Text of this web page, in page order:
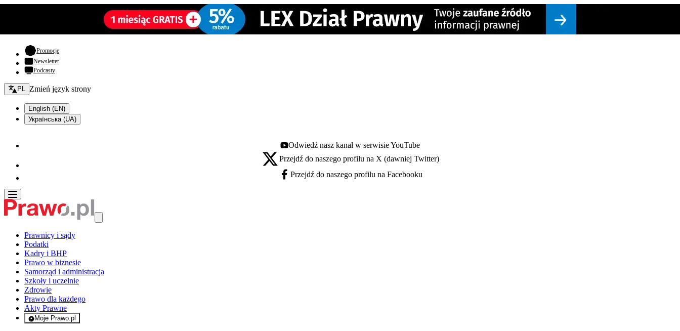
Promocje- otwiera się w nowej karcie
Newsletter
Podcasty
Zmień język - bieżący:
PL Zmień język strony
English (EN)
Українська (UA)
Youtube - otwiera się w nowej karcie
Odwiedź nasz kanał w serwisie YouTube
X - otwiera się w nowej karcie
Przejdź do naszego profilu na X (dawniej Twitter)
Facebook - otwiera się w nowej karcie
Przejdź do naszego profilu na Facebooku
Prawnicy i sądy
Podatki
Kadry i BHP
Prawo w biznesie
Samorząd i administracja
Szkoły i uczelnie
Zdrowie
Prawo dla każdego
Akty Prawne
Moje Prawo.pl
- rejestracja i logowanie do serwisu